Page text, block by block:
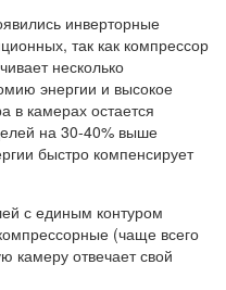
инверторные
так как компрессор
несколько
энергии и высокое
в камерах остается
на 30-40% выше
быстро компенсирует
с единым контуром
(чаще всего
камеру отвечает свой